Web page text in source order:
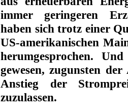
immer geringeren
haben sich trotz einer
US-amerikanischen
herumgesprochen.
gewesen, zugunsten
Anstieg der
zuzulassen.